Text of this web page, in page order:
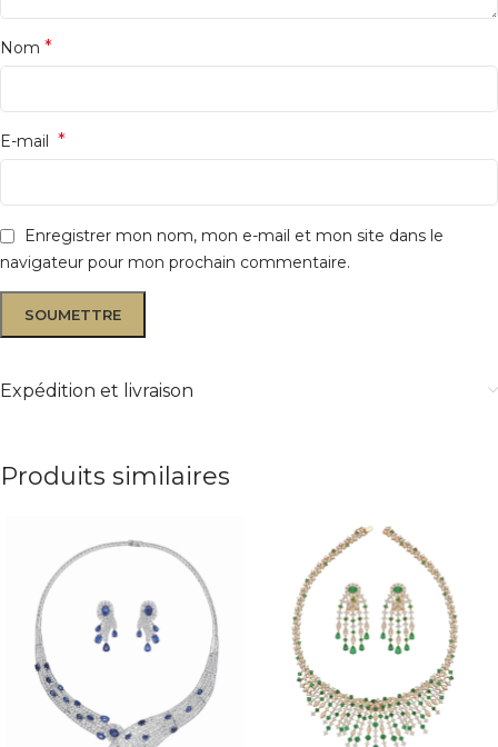
Nom *
E-mail *
Enregistrer mon nom, mon e-mail et mon site dans le
navigateur pour mon prochain commentaire.
Expédition et livraison
Produits similaires